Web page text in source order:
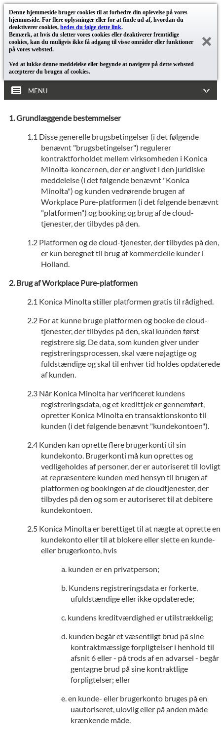
Denne hjemmeside bruger cookies til at forbedre din oplevelse på vores
hjemmeside. For flere oplysninger eller for at finde ud af, hvordan du
deaktiverer cookies, bedes du følge dette link.
Bemærk, at hvis du sletter vores cookies eller deaktiverer fremtidige
cookies, kan du muligvis ikke få adgang til visse områder eller funktioner
på vores websted.
Ved at lukke denne meddelelse eller begynde at navigere på dette websted
accepterer du brugen af cookies.
MENU
Grundlæggende bestemmelser
Disse generelle brugsbetingelser (i det følgende
benævnt "brugsbetingelser") regulerer
kontraktforholdet mellem virksomheden i Konica
Minolta-koncernen, der er angivet i den juridiske
meddelelse (i det følgende benævnt "Konica
Minolta") og kunden vedrørende brugen af
Workplace Pure-platformen (i det følgende benævnt
"platformen") og booking og brug af de cloud-
tjenester, der tilbydes på den.
Platformen og de cloud-tjenester, der tilbydes på den,
er kun beregnet til brug af kommercielle kunder i
Holland.
Brug af Workplace Pure-platformen
Konica Minolta stiller platformen gratis til rådighed.
For at kunne bruge platformen og booke de cloud-
tjenester, der tilbydes på den, skal kunden først
registrere sig. De data, som kunden giver under
registreringsprocessen, skal være nøjagtige og
fuldstændige og skal til enhver tid holdes opdaterede
af kunden.
Når Konica Minolta har verificeret kundens
registreringsdata, og et kredittjek er gennemført,
opretter Konica Minolta en transaktionskonto til
kunden (i det følgende benævnt "kundekontoen").
Kunden kan oprette flere brugerkonti til sin
kundekonto. Brugerkonti må kun oprettes og
vedligeholdes af personer, der er autoriseret til lovligt
at repræsentere kunden med hensyn til brugen af
platformen og bookingen af de cloudtjenester, der
tilbydes på den og som er autoriseret til at debitere
kundekontoen.
Konica Minolta er berettiget til at nægte at oprette en
kundekonto eller til at blokere eller slette en kunde-
eller brugerkonto, hvis
kunden er en privatperson;
Kundens registreringsdata er forkerte,
ufuldstændige eller ikke opdaterede;
kundens kreditværdighed er utilstrækkelig;
kunden begår et væsentligt brud på sine
kontraktmæssige forpligtelser i henhold til
afsnit 6 eller - på trods af en advarsel - begår
gentagne brud på sine kontraktlige
forpligtelser; eller
en kunde- eller brugerkonto bruges på en
uautoriseret, ulovlig eller på anden måde
krænkende måde.